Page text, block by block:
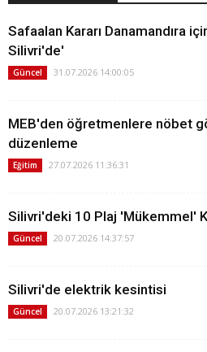
Safaalan Kararı Danamandıra
Silivri'de'
Güncel 31.07.2026 14:00:05
MEB'den öğretmenlere nöbet
düzenleme
Eğitim 27.07.2026 11:36:31
Silivri'deki 10 Plaj 'Mükemmel'
Güncel 20.07.2026 14:37:57
Silivri'de elektrik kesintisi
Güncel 20.07.2026 13:21:32